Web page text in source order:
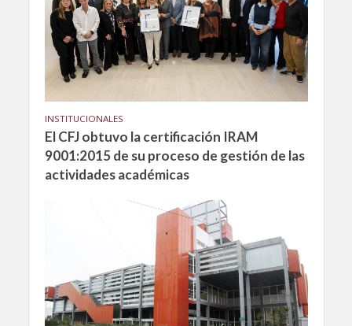
INSTITUCIONALES
El CFJ obtuvo la certificación IRAM
9001:2015 de su proceso de gestión de las
actividades académicas